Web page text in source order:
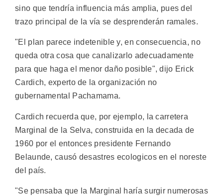
sino que tendría influencia más amplia, pues del
trazo principal de la vía se desprenderán ramales.
"El plan parece indetenible y, en consecuencia, no
queda otra cosa que canalizarlo adecuadamente
para que haga el menor daño posible", dijo Erick
Cardich, experto de la organización no
gubernamental Pachamama.
Cardich recuerda que, por ejemplo, la carretera
Marginal de la Selva, construida en la decada de
1960 por el entonces presidente Fernando
Belaunde, causó desastres ecologicos en el noreste
del país.
"Se pensaba que la Marginal haría surgir numerosas